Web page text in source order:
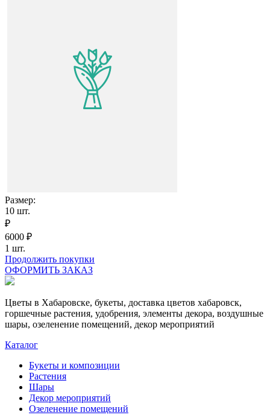
Размер:
10 шт.
₽
6000 ₽
1 шт.
Продолжить покупки
ОФОРМИТЬ ЗАКАЗ
Цветы в Хабаровске, букеты, доставка цветов хабаровск,
горшечные растения, удобрения, элементы декора, воздушные
шары, озеленение помещений, декор мероприятий
Каталог
Букеты и композиции
Растения
Шары
Декор мероприятий
Озеленение помещений